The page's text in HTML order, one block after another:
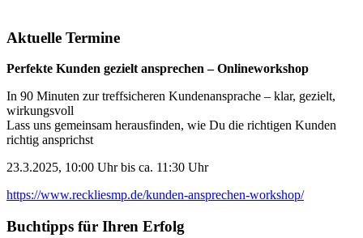
Aktuelle Termine
Perfekte Kunden gezielt ansprechen – Onlineworkshop
In 90 Minuten zur treffsicheren Kundenansprache – klar, gezielt,
wirkungsvoll
Lass uns gemeinsam herausfinden, wie Du die richtigen Kunden
richtig ansprichst
23.3.2025, 10:00 Uhr bis ca. 11:30 Uhr
https://www.reckliesmp.de/kunden-ansprechen-workshop/
Buchtipps für Ihren Erfolg